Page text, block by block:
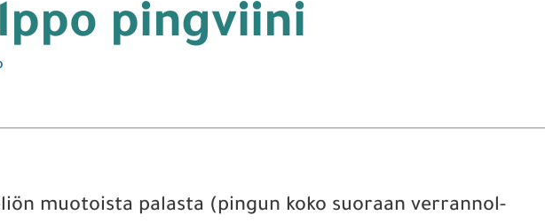
pingviini
muotoista palasta (pingun koko suoraan verrannol-